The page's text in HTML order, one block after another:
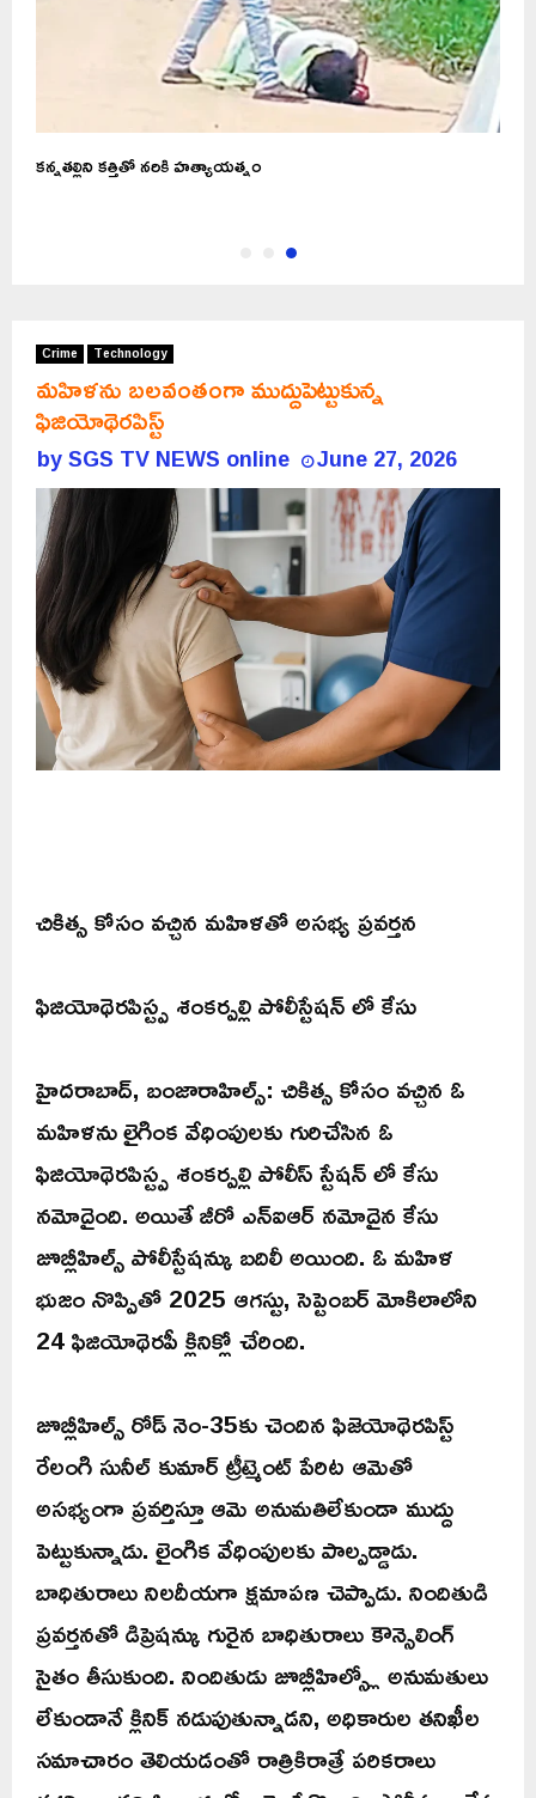
కన్నతల్లిని కత్తితో నరికి హత్యాయత్నం
Crime Technology
మహిళను బలవంతంగా ముద్దుపెట్టుకున్న
ఫిజియోథెరపిస్ట్
bySGS TV NEWS online June 27, 2026
చికిత్స కోసం వచ్చిన మహిళతో అసభ్య ప్రవర్తన
ఫిజియోథెరపిస్ట్ప శంకర్పల్లి పోలీస్టేషన్ లో కేసు
హైదరాబాద్, బంజారాహిల్స్: చికిత్స కోసం వచ్చిన ఓ
మహిళను లైగింక వేధింపులకు గురిచేసిన ఓ
ఫిజియోథెరపిస్ట్ప శంకర్పల్లి పోలీస్ స్టేషన్ లో కేసు
నమోదైంది. అయితే జీరో ఎన్ఐఆర్ నమోదైన కేసు
జూబ్లీహిల్స్ పోలీస్టేషన్కు బదిలీ అయింది. ఓ మహిళ
భుజం నొప్పితో 2025 ఆగస్టు, సెప్టెంబర్ మోకిలాలోని
24 ఫిజియోథెరపీ క్లినిక్లో చేరింది.
జూబ్లీహిల్స్ రోడ్ నెం-35కు చెందిన ఫిజెయోథెరపిస్ట్
రేలంగి సునీల్ కుమార్ ట్రీట్మెంట్ పేరిట ఆమెతో
అసభ్యంగా ప్రవర్తిస్తూ ఆమె అనుమతిలేకుండా ముద్దు
పెట్టుకున్నాడు. లైంగిక వేధింపులకు పాల్పడ్డాడు.
బాధితురాలు నిలదీయగా క్షమాపణ చెప్పాడు. నిందితుడి
ప్రవర్తనతో డిప్రెషన్కు గురైన బాధితురాలు కౌన్సెలింగ్
సైతం తీసుకుంది. నిందితుడు జూబ్లీహిల్స్లో అనుమతులు
లేకుండానే క్లినిక్ నడుపుతున్నాడని, అధికారుల తనిఖీల
సమాచారం తెలియడంతో రాత్రికిరాత్రే పరికరాలు